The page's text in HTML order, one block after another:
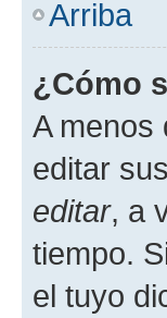
Arriba
¿Cómo
A menos
editar
editar, a
tiempo.
el tuyo